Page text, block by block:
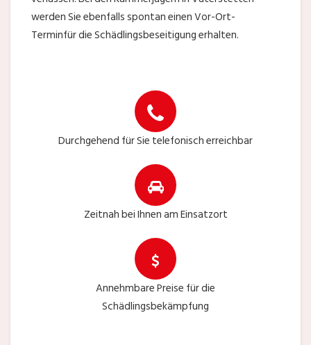
werden Sie ebenfalls spontan einen Vor-Ort-
Terminfür die Schädlingsbeseitigung erhalten.
Durchgehend für Sie telefonisch erreichbar
Zeitnah bei Ihnen am Einsatzort
Annehmbare Preise für die
Schädlingsbekämpfung